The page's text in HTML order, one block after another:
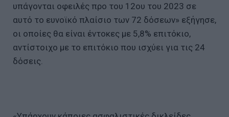
υπάγονται οφειλές προ του 12ου του 2023 σε
αυτό το ευνοϊκό πλαίσιο των 72 δόσεων» εξήγησε,
οι οποίες θα είναι έντοκες με 5,8% επιτόκιο,
αντίστοιχο με το επιτόκιο που ισχύει για τις 24
δόσεις.